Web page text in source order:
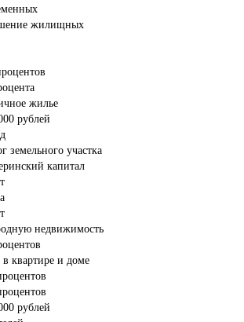
жилищных
жилье
рублей
земельного участка
капитал
недвижимость
квартире и доме
рублей